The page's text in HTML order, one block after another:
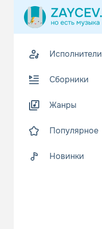
Исполнители
Сборники
Жанры
Популярное
Новинки